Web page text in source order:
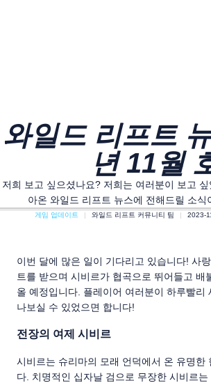
와일드 리프트
년 11월
저희 보고 싶으셨나요? 저희는 여러분이 보고
아온 와일드 리프트 뉴스에 전해드릴 소식
게임 업데이트 와일드 리프트 커뮤니티 팀 2023-
이번 달에 많은 일이 기다리고 있습니다! 사
트를 받으며 시비르가 협곡으로 뛰어들고 배
올 예정입니다. 플레이어 여러분이 하루빨리
나보실 수 있었으면 합니다!
전장의 여제 시비르
시비르는 슈리마의 모래 언덕에서 온 유명한
다. 치명적인 십자날 검으로 무장한 시비르